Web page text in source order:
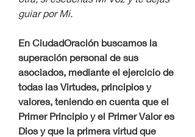
guiar por Mi.
En CiudadOración buscamos la
superación personal de sus
asociados, mediante el ejercicio de
todas las Virtudes, principios y
valores, teniendo en cuenta que el
Primer Principio y el Primer Valor es
Dios y que la primera virtud que